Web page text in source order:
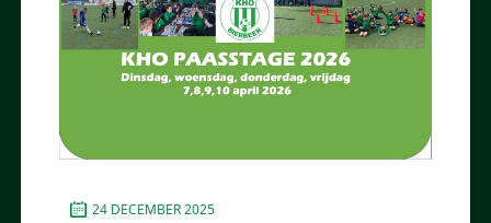
24 DECEMBER 2025